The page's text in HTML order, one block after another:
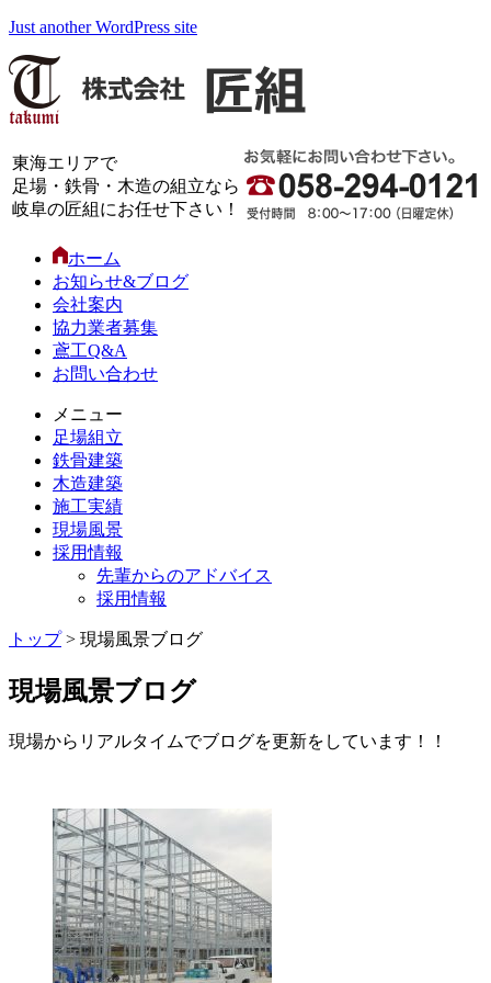
Just another WordPress site
東海エリアで
足場・鉄骨・木造の組立なら
岐阜の匠組にお任せ下さい！
ホーム
お知らせ&ブログ
会社案内
協力業者募集
鳶工Q&A
お問い合わせ
メニュー
足場組立
鉄骨建築
木造建築
施工実績
現場風景
採用情報
先輩からのアドバイス
採用情報
トップ> 現場風景ブログ
現場風景ブログ
現場からリアルタイムでブログを更新をしています！！